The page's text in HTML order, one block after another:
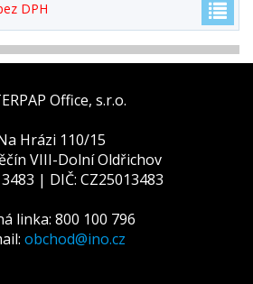
DPH
Office, s.r.o.
Hrázi 110/15
VIII-Dolní Oldřichov
| DIČ: CZ25013483
linka: 800 100 796
obchod@ino.cz